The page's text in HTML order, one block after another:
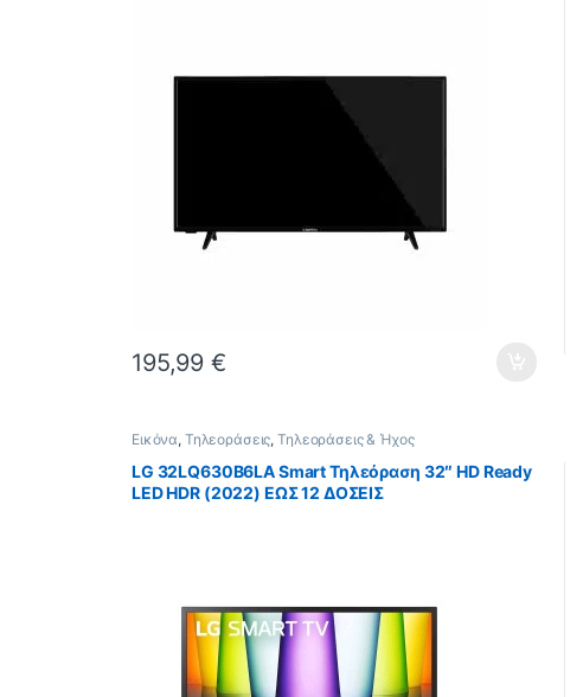
195,99€
Εικόνα, Τηλεοράσεις,Τηλεοράσεις & Ήχος
LG 32LQ630B6LA Smart Τηλεόραση 32″ HD Ready
LED HDR (2022) ΕΩΣ 12 ΔΟΣΕΙΣ